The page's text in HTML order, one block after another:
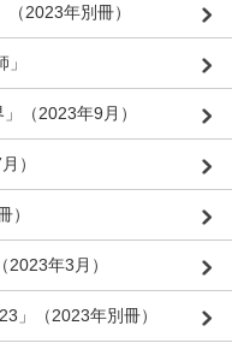
2023年別冊）
（2023年9月）
）
）
年3月）
」（2023年別冊）